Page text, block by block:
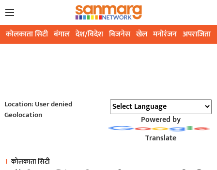
कोलकाता सिटी बंगाल देश/विदेश बिजनेस खेल मनोरंजन अपराजिता
Location: User denied
Geolocation
Powered by
Translate
कोलकाता सिटी